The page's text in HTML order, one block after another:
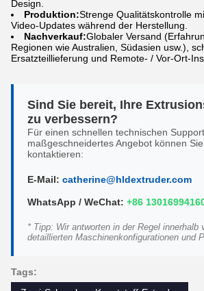
Design.
Produktion:Strenge Qualitätskontrolle
Video-Updates während der Herstellung.
Nachverkauf:Globaler Versand
Regionen wie Australien, Südasien usw.),
Ersatzteillieferung und Remote- / Vor-Ort-
Sind Sie bereit, Ihre
zu verbessern?
Für einen schnellen technischen
maßgeschneidertes Angebot können
kontaktieren:
E-Mail: catherine@hldextruder.com
WhatsApp / WeChat: +86
* Tipp: Wir antworten in der Regel innerhalb
detaillierten Maschinenkonfigurationen und
Tags: